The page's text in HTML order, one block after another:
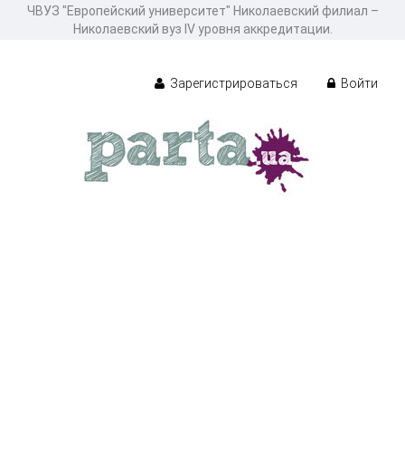
ЧВУЗ "Европейский университет" Николаевский филиал –
Николаевский вуз IV уровня аккредитации.
Зарегистрироваться Войти